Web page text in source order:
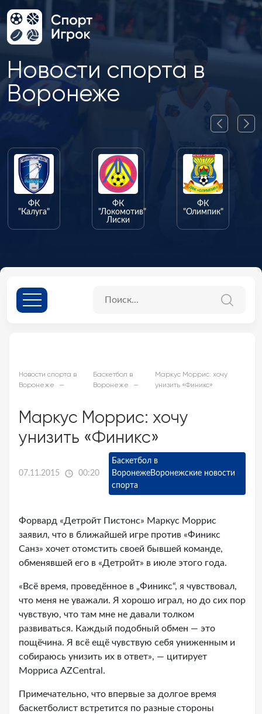
Новости спорта в
Воронеже
ФК
"Калуга"
ФК
"Локомотив"
Лиски
ФК
"Олимпик"
Новости спорта в
Воронеже
Баскетбол в
Воронеже
Маркус Моррис: хочу
унизить «Финикс»
Маркус Моррис: хочу
унизить «Финикс»
07.11.2015 00:20
Баскетбол в
ВоронежеВоронежские новости
спорта
Форвард «Детройт Пистонс» Маркус Моррис
заявил, что в ближайшей игре против «Финикс
Санз» хочет отомстить своей бывшей команде,
обменявшей его в «Детройт» в июле этого года.
«Всё время, проведённое в „Финикс“, я чувствовал,
что меня не уважали. Я хорошо играл, но до сих пор
чувствую, что там мне не давали толком
развиваться. Каждый подобный обмен — это
пощёчина. Я всё ещё чувствую себя униженным и
собираюсь унизить их в ответ», — цитирует
Морриса AZCentral.
Примечательно, что впервые за долгое время
баскетболист встретится по разные стороны